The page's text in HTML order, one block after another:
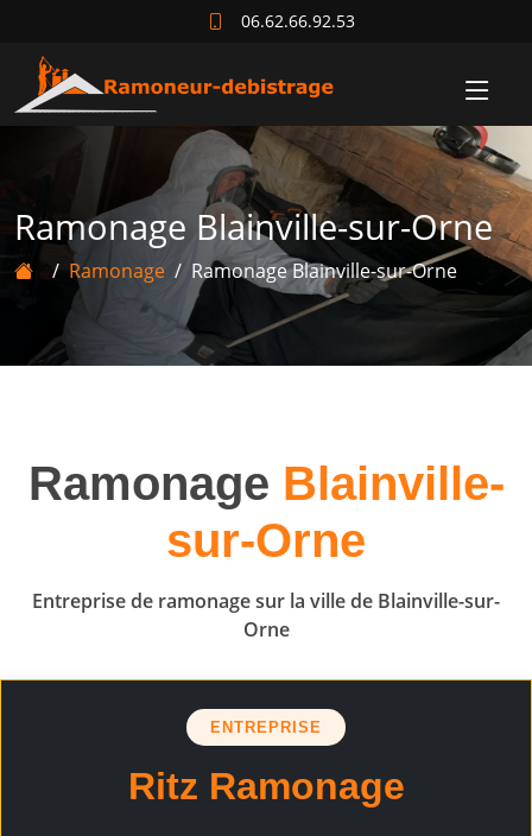
06.62.66.92.53
Ramonage Blainville-sur-Orne
Ramonage Ramonage Blainville-sur-Orne
Ramonage Blainville-
sur-Orne
Entreprise de ramonage sur la ville de Blainville-sur-
Orne
ENTREPRISE
Ritz Ramonage